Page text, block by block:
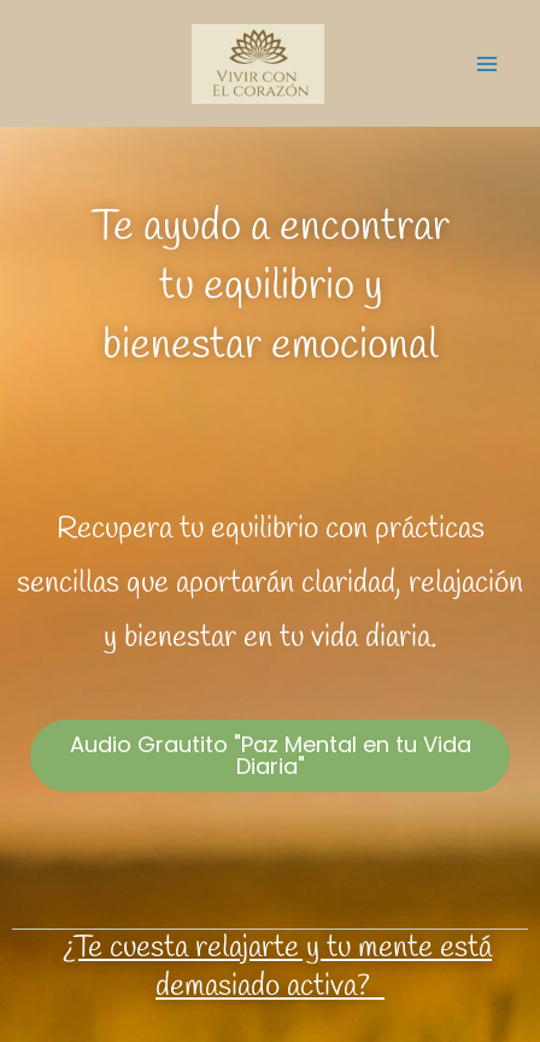
Te ayudo a encontrar
tu equilibrio y
bienestar emocional
Recupera tu equilibrio con prácticas
sencillas que aportarán claridad, relajación
y bienestar en tu vida diaria.
Audio Grautito "Paz Mental en tu Vida
Diaria"
¿Te cuesta relajarte y tu mente está
demasiado activa?